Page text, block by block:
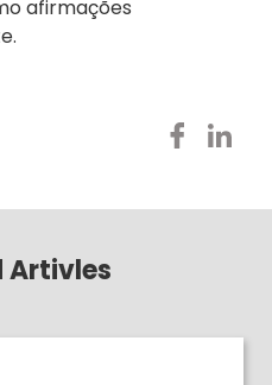
afirmações
Artivles